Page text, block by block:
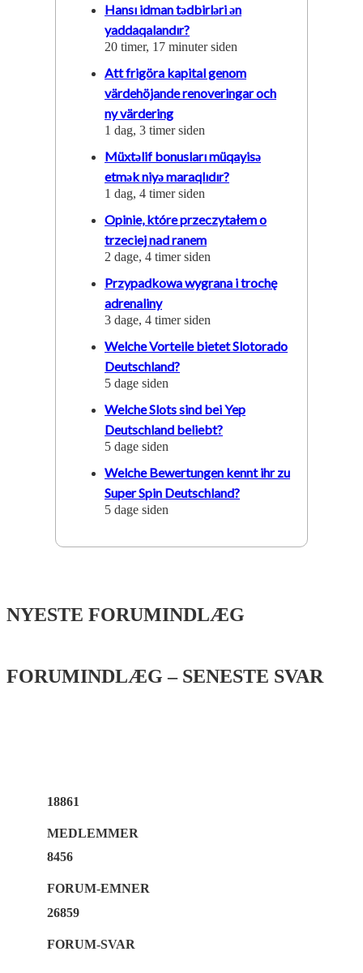
Hansı idman tədbirləri ən
yaddaqalandır?
20 timer, 17 minuter siden
Att frigöra kapital genom
värdehöjande renoveringar och
ny värdering
1 dag, 3 timer siden
Müxtəlif bonusları müqayisə
etmək niyə maraqlıdır?
1 dag, 4 timer siden
Opinie, które przeczytałem o
trzeciej nad ranem
2 dage, 4 timer siden
Przypadkowa wygrana i trochę
adrenaliny
3 dage, 4 timer siden
Welche Vorteile bietet Slotorado
Deutschland?
5 dage siden
Welche Slots sind bei Yep
Deutschland beliebt?
5 dage siden
Welche Bewertungen kennt ihr zu
Super Spin Deutschland?
5 dage siden
NYESTE FORUMINDLÆG
FORUMINDLÆG – SENESTE SVAR
18861
MEDLEMMER
8456
FORUM-EMNER
26859
FORUM-SVAR